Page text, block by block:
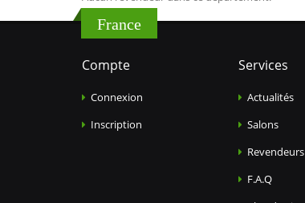
France
Compte
Connexion
Inscription
Services
Actualités
Salons
Revendeurs
F.A.Q